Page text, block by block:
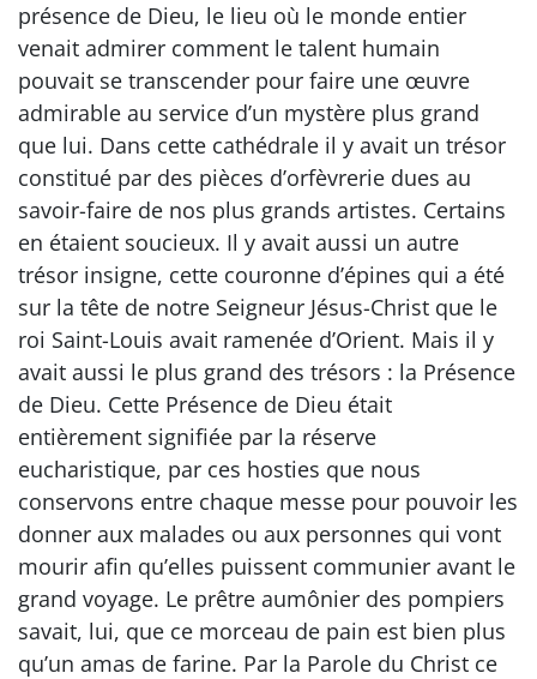
présence de Dieu, le lieu où le monde entier
venait admirer comment le talent humain
pouvait se transcender pour faire une œuvre
admirable au service d’un mystère plus grand
que lui. Dans cette cathédrale il y avait un trésor
constitué par des pièces d’orfèvrerie dues au
savoir-faire de nos plus grands artistes. Certains
en étaient soucieux. Il y avait aussi un autre
trésor insigne, cette couronne d’épines qui a été
sur la tête de notre Seigneur Jésus-Christ que le
roi Saint-Louis avait ramenée d’Orient. Mais il y
avait aussi le plus grand des trésors : la Présence
de Dieu. Cette Présence de Dieu était
entièrement signifiée par la réserve
eucharistique, par ces hosties que nous
conservons entre chaque messe pour pouvoir les
donner aux malades ou aux personnes qui vont
mourir afin qu’elles puissent communier avant le
grand voyage. Le prêtre aumônier des pompiers
savait, lui, que ce morceau de pain est bien plus
qu’un amas de farine. Par la Parole du Christ ce